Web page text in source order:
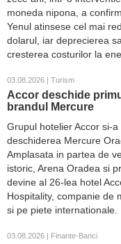
moneda nipona, a
Yenul atinsese cel mai
dolarul, iar deprecierea
cresterea costurilor la
03.08.2026 | Turism
Accor deschide
brandul Mercure
Grupul hotelier Accor si-
deschiderea Mercure
Amplasata in partea de
istoric, Arena Oradea si
devine al 26-lea hotel
Hospitality, companie de
si pe piete internationale.
03.08.2026 | Finante-Banci